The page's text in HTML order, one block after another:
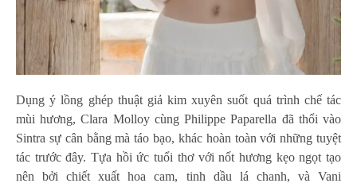
Dụng ý lồng ghép thuật giả kim xuyên suốt quá trình chế tác
mùi hương, Clara Molloy cùng Philippe Paparella đã thổi vào
Sintra sự cân bằng mà táo bạo, khác hoàn toàn với những tuyệt
tác trước đây. Tựa hồi ức tuổi thơ với nốt hương kẹo ngọt tạo
nên bởi chiết xuất hoa cam, tinh dầu lá chanh, và Vani